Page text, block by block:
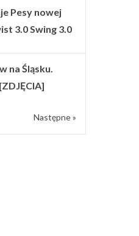
Pesy nowej
3.0 Swing 3.0
na Śląsku.
Następne »